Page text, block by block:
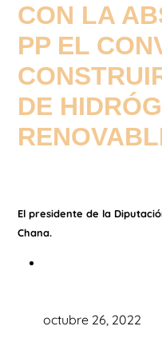
CON LA
PP EL
DE
El presidente de la
Chana.
octubre 26, 2022